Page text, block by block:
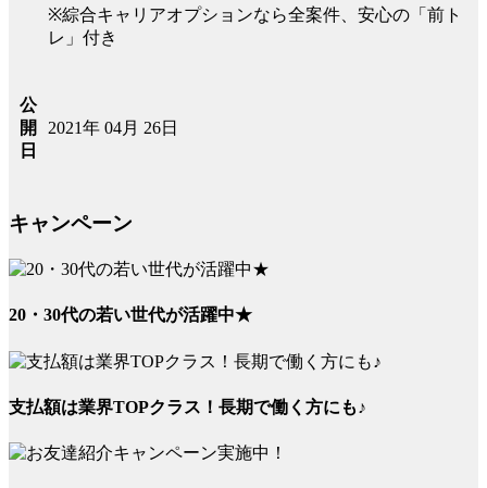
※綜合キャリアオプションなら全案件、安心の「前ト
レ」付き
公
開
日
2021年 04月 26日
キャンペーン
20・30代の若い世代が活躍中★
支払額は業界TOPクラス！長期で働く方にも♪